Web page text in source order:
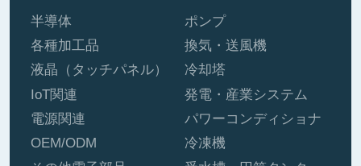
半導体
各種加工品
液晶（タッチパネル）
IoT関連
電源関連
OEM/ODM
ポンプ
換気・送風機
冷却塔
発電・産業システム
パワーコンディショナ
冷凍機